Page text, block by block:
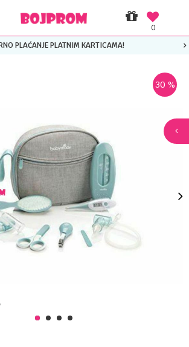
0
PLAĆANJE PLATNIM KARTICAMA!
1 2 3 4
30 %